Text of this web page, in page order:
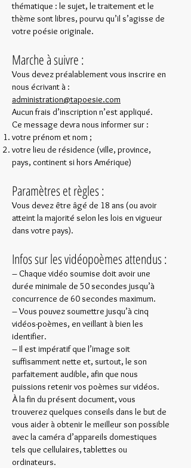
thématique : le sujet, le traitement et le
thème sont libres, pourvu qu’il s’agisse de
votre poésie originale.
Marche àsuivre :
Vous devez préalablement vous inscrire en
nous écrivant à :
administration@tapoesie.com
Aucun frais d’inscription n’est appliqué.
Ce message devra nous informer sur :
votre prénom et nom ;
votre lieu de résidence (ville, province,
pays, continent si hors Amérique)
Paramètres et règles :
Vous devez être âgé de 18 ans (ou avoir
atteint la majorité selon les lois en vigueur
dans votre pays).
Infos sur les vidéopoèmes attendus :
– Chaque vidéo soumise doit avoir une
durée minimale de 50 secondes jusqu’à
concurrence de 60 secondes maximum.
– Vous pouvez soumettre jusqu’à cinq
vidéos-poèmes, en veillant à bien les
identifier.
– Il est impératif que l’image soit
suffisamment nette et, surtout, le son
parfaitement audible, afin que nous
puissions retenir vos poèmes sur vidéos.
À la fin du présent document, vous
trouverez quelques conseils dans le but de
vous aider à obtenir le meilleur son possible
avec la caméra d’appareils domestiques
tels que cellulaires, tablettes ou
ordinateurs.